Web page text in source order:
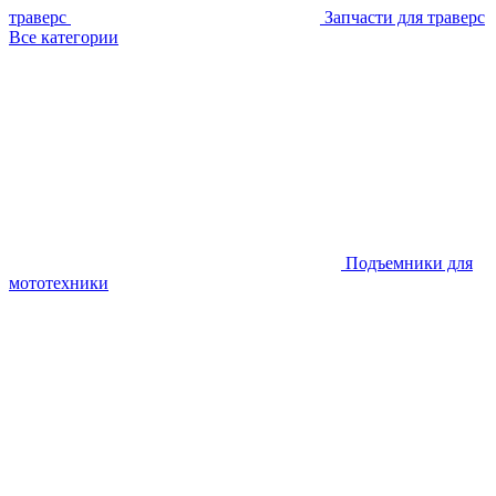
траверс
Запчасти для траверс
Все категории
Подъемники для
мототехники